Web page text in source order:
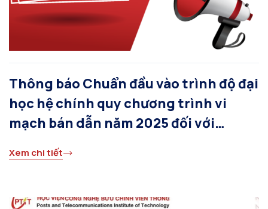
Thông báo Chuẩn đầu vào trình độ đại
học hệ chính quy chương trình vi
mạch bán dẫn năm 2025 đối với
phương thức xét tuyển dựa vào kết
quả thi tốt nghiệp THPT năm 2025
Xem chi tiết